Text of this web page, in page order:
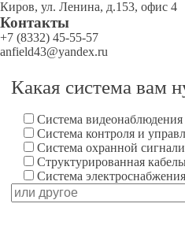
Киров, ул. Ленина, д.153, офис 4
Контакты
+7 (8332) 45-55-57
anfield43@yandex.ru
Какая система вам
Система видеонаблюдения
Система контроля и
Система охранной
Структурированная
Система электроснабжения